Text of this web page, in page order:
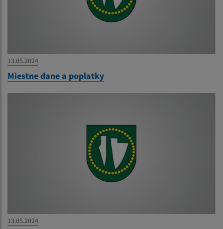
13.05.2024
Miestne dane a poplatky
13.05.2024